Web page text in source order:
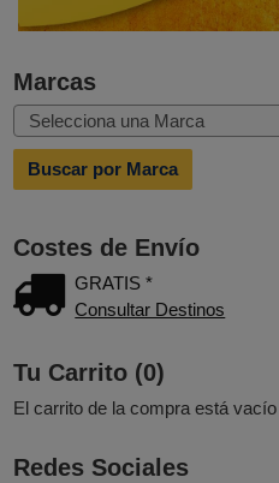
Marcas
Costes de Envío
GRATIS *
Consultar Destinos
Tu Carrito (0)
El carrito de la compra está vacío
Redes Sociales